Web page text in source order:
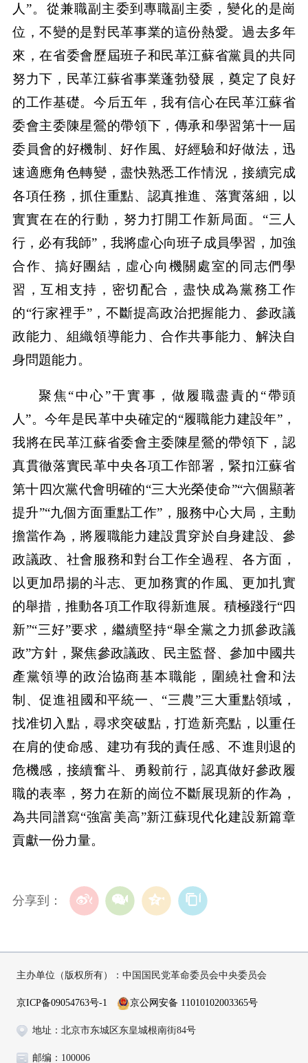
人”。從兼職副主委到專職副主委，變化的是崗
位，不變的是對民革事業的這份熱愛。過去多年
來，在省委會歷屆班子和民革江蘇省黨員的共同
努力下，民革江蘇省事業蓬勃發展，奠定了良好
的工作基礎。今后五年，我有信心在民革江蘇省
委會主委陳星鶯的帶領下，傳承和學習第十一屆
委員會的好機制、好作風、好經驗和好做法，迅
速適應角色轉變，盡快熟悉工作情況，接續完成
各項任務，抓住重點、認真推進、落實落細，以
實實在在的行動，努力打開工作新局面。“三人
行，必有我師”，我將虛心向班子成員學習，加強
合作、搞好團結，虛心向機關處室的同志們學
習，互相支持，密切配合，盡快成為黨務工作
的“行家裡手”，不斷提高政治把握能力、參政議
政能力、組織領導能力、合作共事能力、解決自
身問題能力。
聚焦“中心”干實事，做履職盡責的“帶頭
人”。今年是民革中央確定的“履職能力建設年”，
我將在民革江蘇省委會主委陳星鶯的帶領下，認
真貫徹落實民革中央各項工作部署，緊扣江蘇省
第十四次黨代會明確的“三大光榮使命”“六個顯著
提升”“九個方面重點工作”，服務中心大局，主動
擔當作為，將履職能力建設貫穿於自身建設、參
政議政、社會服務和對台工作全過程、各方面，
以更加昂揚的斗志、更加務實的作風、更加扎實
的舉措，推動各項工作取得新進展。積極踐行“四
新”“三好”要求，繼續堅持“舉全黨之力抓參政議
政”方針，聚焦參政議政、民主監督、參加中國共
產黨領導的政治協商基本職能，圍繞社會和法
制、促進祖國和平統一、“三農”三大重點領域，
找准切入點，尋求突破點，打造新亮點，以重任
在肩的使命感、建功有我的責任感、不進則退的
危機感，接續奮斗、勇毅前行，認真做好參政履
職的表率，努力在新的崗位不斷展現新的作為，
為共同譜寫“強富美高”新江蘇現代化建設新篇章
貢獻一份力量。
分享到：
主办单位（版权所有）：中国国民党革命委员会中央委员会
京ICP备09054763号-1 京公网安备 11010102003365号
地址：北京市东城区东皇城根南街84号
邮编：100006